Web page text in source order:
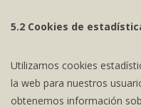
5.2 Cookies de
Utilizamos cookies
la web para nuestros
obtenemos información